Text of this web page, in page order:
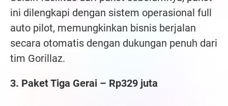
ini dilengkapi dengan sistem operasional full
auto pilot, memungkinkan bisnis berjalan
secara otomatis dengan dukungan penuh dari
tim Gorillaz.
3. Paket Tiga Gerai – Rp329 juta